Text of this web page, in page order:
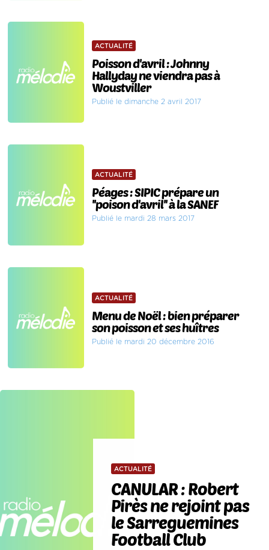
ACTUALITÉ
Poisson d'avril : Johnny
Hallyday ne viendra pas à
Woustviller
Publié le dimanche 2 avril 2017
ACTUALITÉ
Péages : SIPIC prépare un
''poison d'avril'' à la SANEF
Publié le mardi 28 mars 2017
ACTUALITÉ
Menu de Noël : bien préparer
son poisson et ses huîtres
Publié le mardi 20 décembre 2016
ACTUALITÉ
CANULAR : Robert
Pirès ne rejoint pas
le Sarreguemines
Football Club